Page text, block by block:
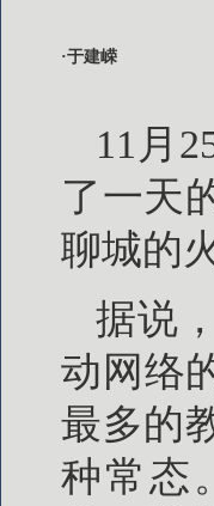
·于建嵘
11月
了一天
聊城的
据说
动网络
最多的
种常态